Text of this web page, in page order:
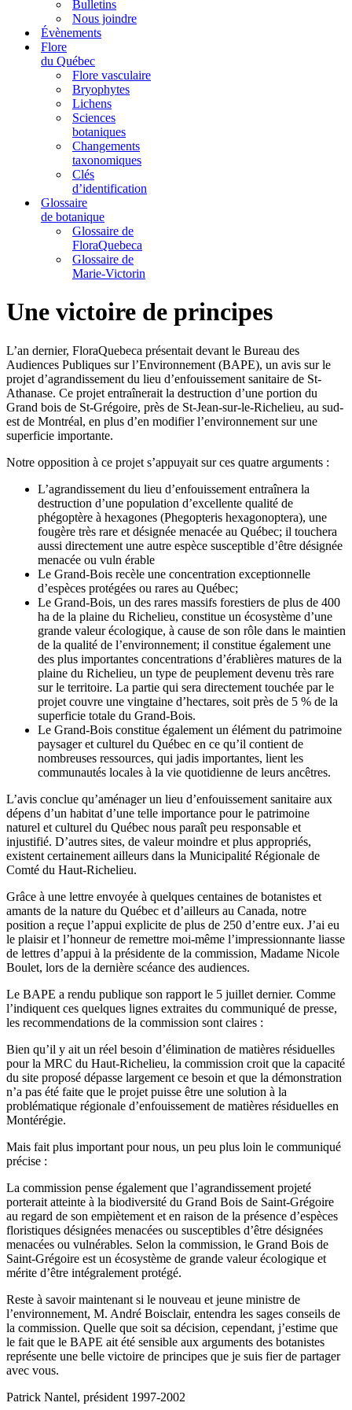
Bulletins
Nous joindre
Évènements
Flore
du Québec
Flore vasculaire
Bryophytes
Lichens
Sciences
botaniques
Changements
taxonomiques
Clés
d’identification
Glossaire
de botanique
Glossaire de
FloraQuebeca
Glossaire de
Marie-Victorin
Une victoire de principes
L’an dernier, FloraQuebeca présentait devant le Bureau des
Audiences Publiques sur l’Environnement (BAPE), un avis sur le
projet d’agrandissement du lieu d’enfouissement sanitaire de St-
Athanase. Ce projet entraînerait la destruction d’une portion du
Grand bois de St-Grégoire, près de St-Jean-sur-le-Richelieu, au sud-
est de Montréal, en plus d’en modifier l’environnement sur une
superficie importante.
Notre opposition à ce projet s’appuyait sur ces quatre arguments :
L’agrandissement du lieu d’enfouissement entraînera la
destruction d’une population d’excellente qualité de
phégoptère à hexagones (Phegopteris hexagonoptera), une
fougère très rare et désignée menacée au Québec; il touchera
aussi directement une autre espèce susceptible d’être désignée
menacée ou vuln érable
Le Grand-Bois recèle une concentration exceptionnelle
d’espèces protégées ou rares au Québec;
Le Grand-Bois, un des rares massifs forestiers de plus de 400
ha de la plaine du Richelieu, constitue un écosystème d’une
grande valeur écologique, à cause de son rôle dans le maintien
de la qualité de l’environnement; il constitue également une
des plus importantes concentrations d’érablières matures de la
plaine du Richelieu, un type de peuplement devenu très rare
sur le territoire. La partie qui sera directement touchée par le
projet couvre une vingtaine d’hectares, soit près de 5 % de la
superficie totale du Grand-Bois.
Le Grand-Bois constitue également un élément du patrimoine
paysager et culturel du Québec en ce qu’il contient de
nombreuses ressources, qui jadis importantes, lient les
communautés locales à la vie quotidienne de leurs ancêtres.
L’avis conclue qu’aménager un lieu d’enfouissement sanitaire aux
dépens d’un habitat d’une telle importance pour le patrimoine
naturel et culturel du Québec nous paraît peu responsable et
injustifié. D’autres sites, de valeur moindre et plus appropriés,
existent certainement ailleurs dans la Municipalité Régionale de
Comté du Haut-Richelieu.
Grâce à une lettre envoyée à quelques centaines de botanistes et
amants de la nature du Québec et d’ailleurs au Canada, notre
position a reçue l’appui explicite de plus de 250 d’entre eux. J’ai eu
le plaisir et l’honneur de remettre moi-même l’impressionnante liasse
de lettres d’appui à la présidente de la commission, Madame Nicole
Boulet, lors de la dernière scéance des audiences.
Le BAPE a rendu publique son rapport le 5 juillet dernier. Comme
l’indiquent ces quelques lignes extraites du communiqué de presse,
les recommendations de la commission sont claires :
Bien qu’il y ait un réel besoin d’élimination de matières résiduelles
pour la MRC du Haut-Richelieu, la commission croit que la capacité
du site proposé dépasse largement ce besoin et que la démonstration
n’a pas été faite que le projet puisse être une solution à la
problématique régionale d’enfouissement de matières résiduelles en
Montérégie.
Mais fait plus important pour nous, un peu plus loin le communiqué
précise :
La commission pense également que l’agrandissement projeté
porterait atteinte à la biodiversité du Grand Bois de Saint-Grégoire
au regard de son empiètement et en raison de la présence d’espèces
floristiques désignées menacées ou susceptibles d’être désignées
menacées ou vulnérables. Selon la commission, le Grand Bois de
Saint-Grégoire est un écosystème de grande valeur écologique et
mérite d’être intégralement protégé.
Reste à savoir maintenant si le nouveau et jeune ministre de
l’environnement, M. André Boisclair, entendra les sages conseils de
la commission. Quelle que soit sa décision, cependant, j’estime que
le fait que le BAPE ait été sensible aux arguments des botanistes
représente une belle victoire de principes que je suis fier de partager
avec vous.
Patrick Nantel, président 1997-2002